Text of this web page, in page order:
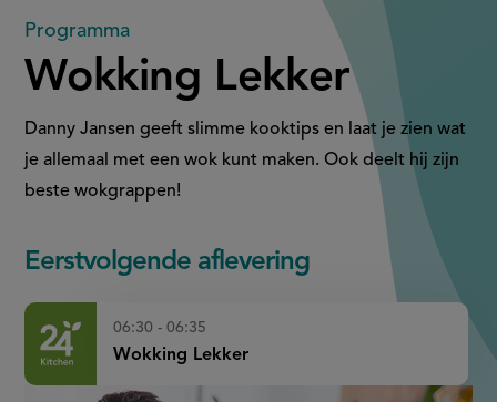
Programma
Wokking Lekker
Danny Jansen geeft slimme kooktips en laat je zien wat
je allemaal met een wok kunt maken. Ook deelt hij zijn
beste wokgrappen!
Eerstvolgende aflevering
06:30 - 06:35
Wokking Lekker